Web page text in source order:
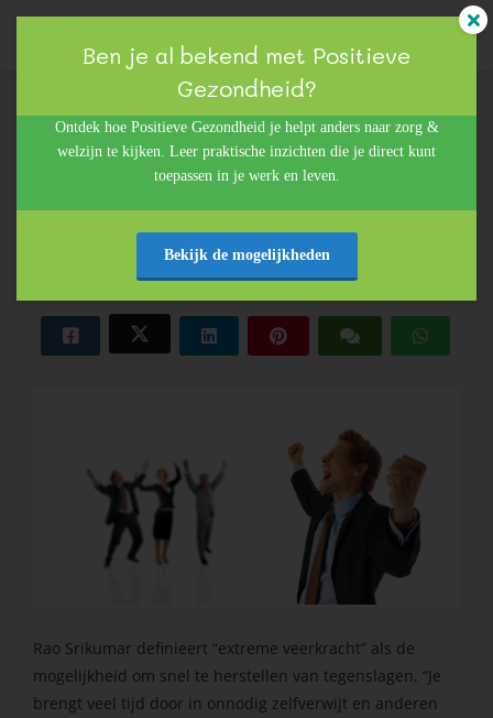
Sheila Neijman
13 november 2015
Geluk op werk
Veerkracht geeft je vleugels!
Rao Srikumar definieert “extreme veerkracht” als de
mogelijkheid om snel te herstellen van tegenslagen. “Je
brengt veel tijd door in onnodig zelfverwijt en anderen
Ben je al bekend met Positieve
Gezondheid?
Ontdek hoe Positieve Gezondheid je helpt anders naar zorg &
welzijn te kijken. Leer praktische inzichten die je direct kunt
toepassen in je werk en leven.
Bekijk de mogelijkheden
om